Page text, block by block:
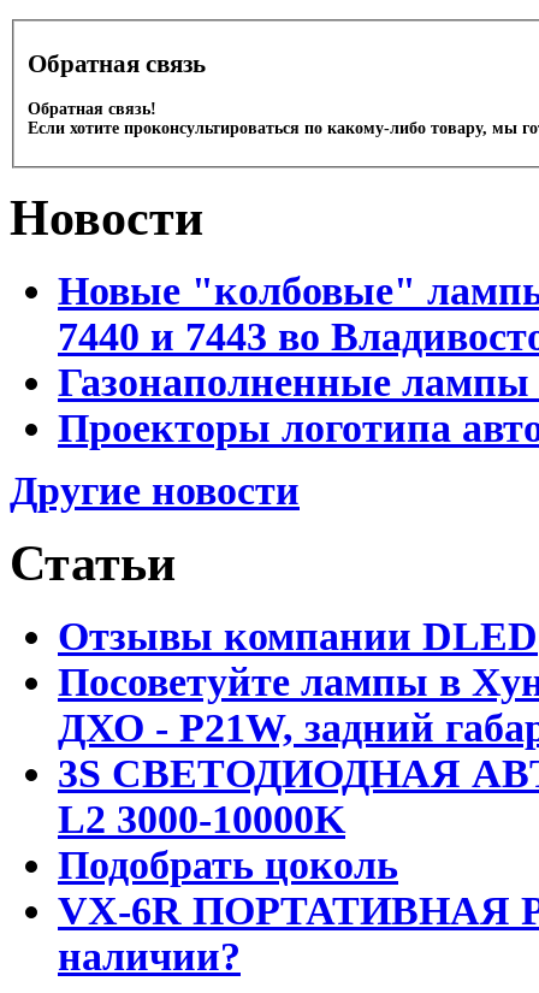
Обратная связь
Обратная связь!
Если хотите проконсультироваться по какому-либо товару, мы
Новости
Новые "колбовые"
7440 и 7443 во
Газонаполненные лампы
Проекторы логотипа
Другие новости
Статьи
Отзывы компании DLED
Посоветуйте лампы в
ДХО - P21W, задний
3S СВЕТОДИОДНАЯ
L2 3000-10000K
Подобрать цоколь
VX-6R ПОРТАТИВНАЯ
наличии?